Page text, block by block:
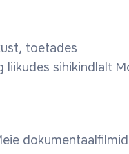
toetades
sihikindlalt
dokumentaalfilmid